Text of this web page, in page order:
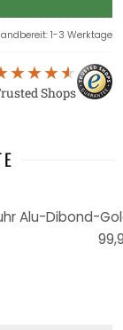
: 1-3 Werktage
Shops
Alu-Dibond-